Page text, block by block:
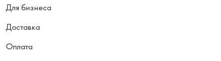
Для бизнеса
Доставка
Оплата